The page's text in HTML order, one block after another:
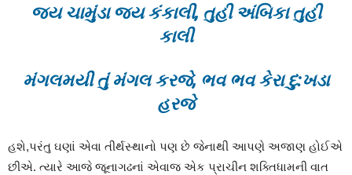
જય ચામુંડા જય કંકાલી, તુહી અંબિકા તુહી
કાલી
મંગલમયી તું મંગલ કરજે, ભવ ભવ કેરા દુ:ખડા
હરજે
હશે,પરંતુ ઘણાં એવા તીર્થસ્થાનો પણ છે જેનાથી આપણે અજાણ હોઈએ
છીએ. ત્યારે આજે જૂનાગઢનાં એવાજ એક પ્રાચીન શક્તિધામની વાત